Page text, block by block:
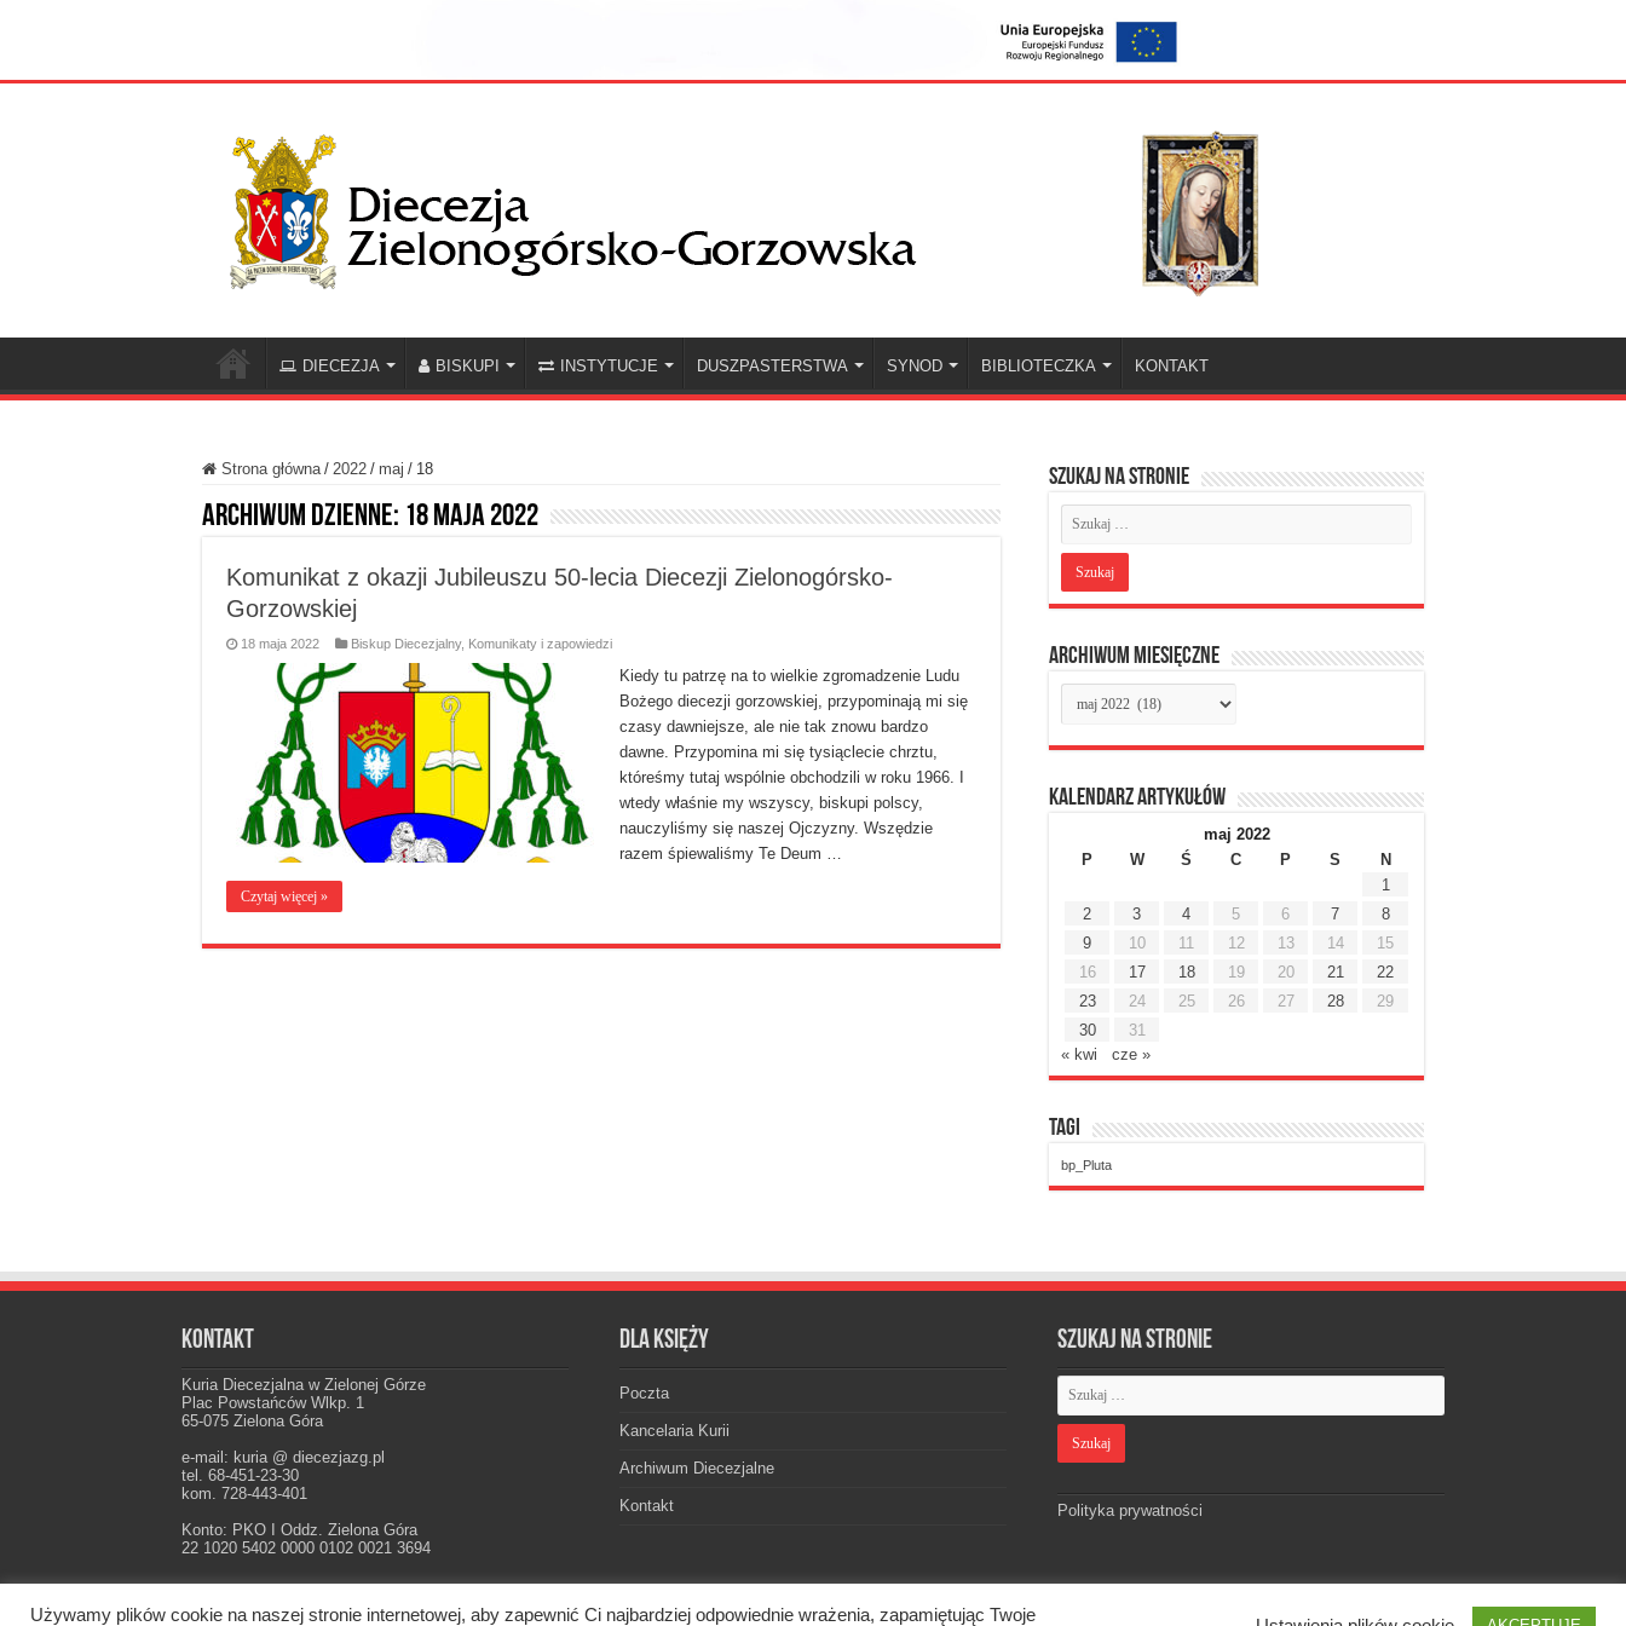
DIECEZJA BISKUPI INSTYTUCJE DUSZPASTERSTWA SYNOD BIBLIOTECZKA KONTAKT
Strona główna / 2022 / maj / 18
Archiwum dzienne: 18 maja 2022
Komunikat z okazji Jubileuszu 50-lecia Diecezji Zielonogórsko-
Gorzowskiej
18 maja 2022 Biskup Diecezjalny, Komunikaty i zapowiedzi
Kiedy tu patrzę na to wielkie zgromadzenie Ludu
Bożego diecezji gorzowskiej, przypominają mi się
czasy dawniejsze, ale nie tak znowu bardzo
dawne. Przypomina mi się tysiąclecie chrztu,
któreśmy tutaj wspólnie obchodzili w roku 1966. I
wtedy właśnie my wszyscy, biskupi polscy,
nauczyliśmy się naszej Ojczyzny. Wszędzie
razem śpiewaliśmy Te Deum …
Czytaj więcej »
Szukaj na stronie
Archiwum miesięczne
Archiwum
miesięczne
Kalendarz artykułów
maj 2022
P
W Ś C P S
N
1
2
3 4 5 6 7
8
9
10 11 12 13 14
15
16
17 18 19 20 21
22
23
24 25 26 27 28
29
30
31
« kwi
cze »
Tagi
bp_Pluta
Kontakt
Kuria Diecezjalna w Zielonej Górze
Plac Powstańców Wlkp. 1
65-075 Zielona Góra
e-mail: kuria @ diecezjazg.pl
tel. 68-451-23-30
kom. 728-443-401
Konto: PKO I Oddz. Zielona Góra
22 1020 5402 0000 0102 0021 3694
Dla księży
Poczta
Kancelaria Kurii
Archiwum Diecezjalne
Kontakt
Szukaj na stronie
Polityka prywatności
Używamy plików cookie na naszej stronie internetowej, aby zapewnić Ci najbardziej odpowiednie wrażenia, zapamiętując Twoje